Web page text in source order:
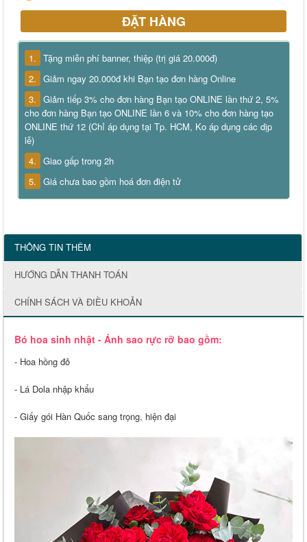
ĐẶT HÀNG
1. Tặng miễn phí banner, thiệp (trị giá 20.000đ)
2. Giảm ngay 20.000đ khi Bạn tạo đơn hàng Online
3. Giảm tiếp 3% cho đơn hàng Bạn tạo ONLINE lần thứ 2, 5%
cho đơn hàng Bạn tạo ONLINE lần 6 và 10% cho đơn hàng tạo
ONLINE thứ 12 (Chỉ áp dụng tại Tp. HCM, Ko áp dụng các dịp
lễ)
4. Giao gấp trong 2h
5. Giá chưa bao gồm hoá đơn điện tử
THÔNG TIN THÊM
HƯỚNG DẪN THANH TOÁN
CHÍNH SÁCH VÀ ĐIỀU KHOẢN
Bó hoa sinh nhật - Ánh sao rực rỡ bao gồm:
- Hoa hồng đỏ
- Lá Dola nhập khẩu
- Giấy gói Hàn Quốc sang trọng, hiện đại